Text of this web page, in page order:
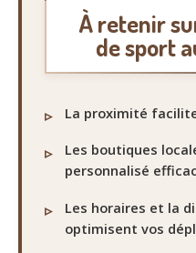
À retenir
de sport
La proximité
Les boutiques
personnalisé
Les horaires et la
optimisent vos